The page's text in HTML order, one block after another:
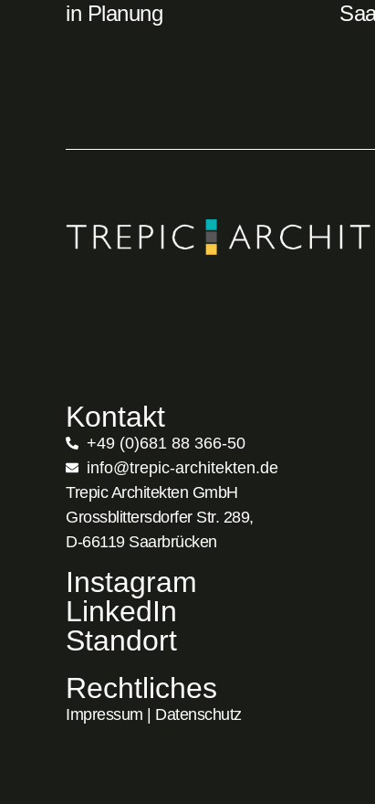
in Planung
Kontakt
+49 (0)681 88 366-50
info@trepic-architekten.de
Trepic Architekten GmbH
Grossblittersdorfer Str. 289,
D-66119 Saarbrücken
Instagram
LinkedIn
Standort
Rechtliches
Impressum Datenschutz